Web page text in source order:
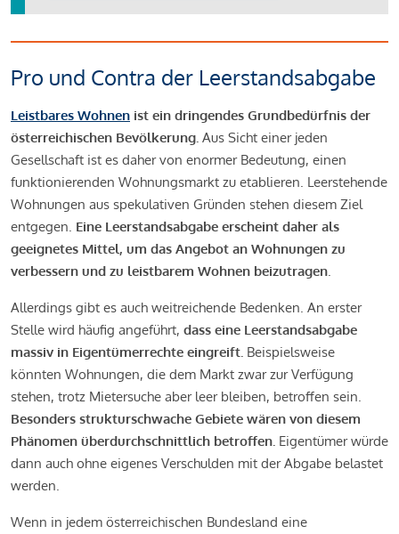
Pro und Contra der Leerstandsabgabe
Leistbares Wohnen ist ein dringendes Grundbedürfnis der
österreichischen Bevölkerung. Aus Sicht einer jeden
Gesellschaft ist es daher von enormer Bedeutung, einen
funktionierenden Wohnungsmarkt zu etablieren. Leerstehende
Wohnungen aus spekulativen Gründen stehen diesem Ziel
entgegen. Eine Leerstandsabgabe erscheint daher als
geeignetes Mittel, um das Angebot an Wohnungen zu
verbessern und zu leistbarem Wohnen beizutragen
Allerdings gibt es auch weitreichende Bedenken. An erster
Stelle wird häufig angeführt, dass eine Leerstandsabgabe
massiv in Eigentümerrechte eingreift. Beispielsweise
könnten Wohnungen, die dem Markt zwar zur Verfügung
stehen, trotz Mietersuche aber leer bleiben, betroffen sein.
Besonders strukturschwache Gebiete wären von diesem
Phänomen überdurchschnittlich betroffen. Eigentümer würde
dann auch ohne eigenes Verschulden mit der Abgabe belastet
werden.
Wenn in jedem österreichischen Bundesland eine